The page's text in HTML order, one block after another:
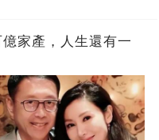
家產，人生還有一